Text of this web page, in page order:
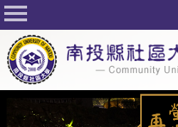
回首頁
關於社大
公佈欄
行事曆